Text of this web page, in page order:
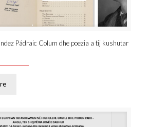
Pádraic Colum dhe poezia a tij kushutar